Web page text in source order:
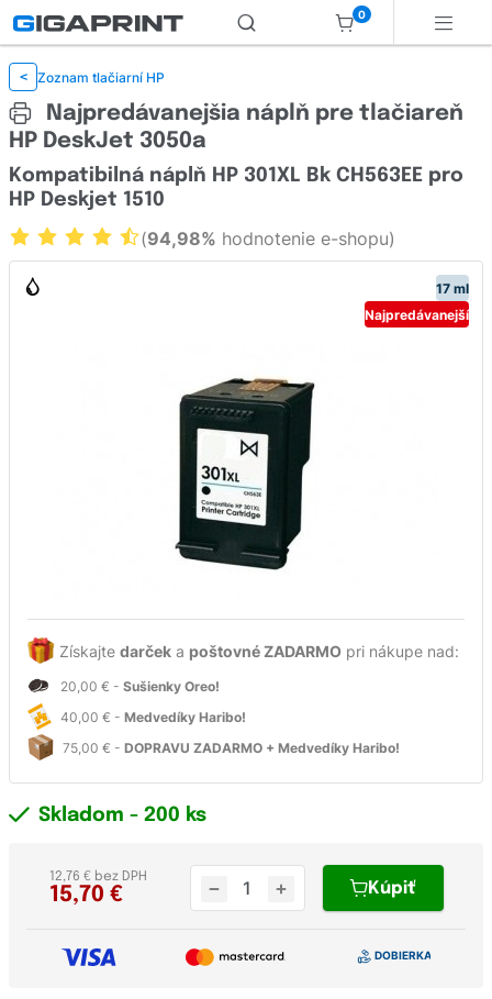
0
< Zoznam tlačiarní HP
Najpredávanejšia náplň pre tlačiareň
HP DeskJet 3050a
17 ml
Najpredávanejší
Získajte darček a poštovné ZADARMO pri nákupe nad:
20,00 € - Sušienky Oreo!
40,00 € - Medvedíky Haribo!
75,00 € - DOPRAVU ZADARMO + Medvedíky Haribo!
Kompatibilná náplň HP 301XL Bk CH563EE pro
HP Deskjet 1510
(94,98% hodnotenie e-shopu)
Skladom - 200 ks
15,70 €
12,76 € bez DPH
Kúpiť